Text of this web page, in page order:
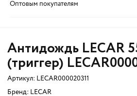
Оптовым покупателям
Антидождь LECAR
(триггер)
Артикул: LECAR000020311
Бренд: LECAR